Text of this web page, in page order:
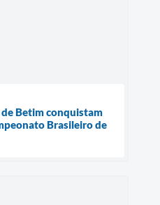
Betim conquistam
Brasileiro de